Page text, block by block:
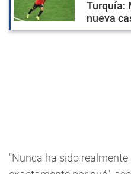
Turquía:
nueva
"Nunca ha sido